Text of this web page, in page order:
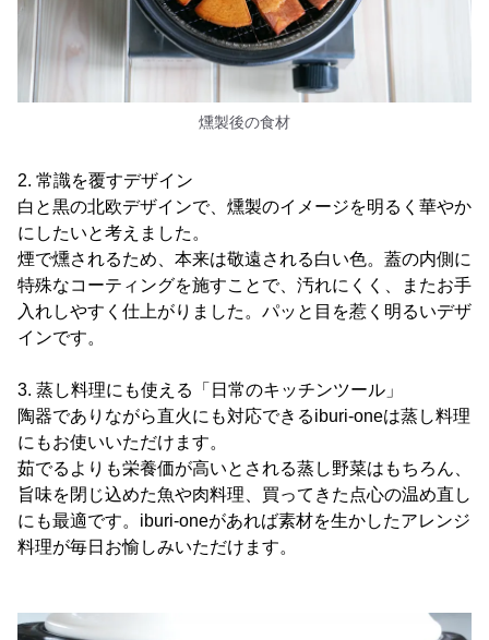
燻製後の食材
2. 常識を覆すデザイン
白と黒の北欧デザインで、燻製のイメージを明るく華やか
にしたいと考えました。
煙で燻されるため、本来は敬遠される白い色。蓋の内側に
特殊なコーティングを施すことで、汚れにくく、またお手
入れしやすく仕上がりました。パッと目を惹く明るいデザ
インです。
3. 蒸し料理にも使える「日常のキッチンツール」
陶器でありながら直火にも対応できるiburi-oneは蒸し料理
にもお使いいただけます。
茹でるよりも栄養価が高いとされる蒸し野菜はもちろん、
旨味を閉じ込めた魚や肉料理、買ってきた点心の温め直し
にも最適です。iburi-oneがあれば素材を生かしたアレンジ
料理が毎日お愉しみいただけます。